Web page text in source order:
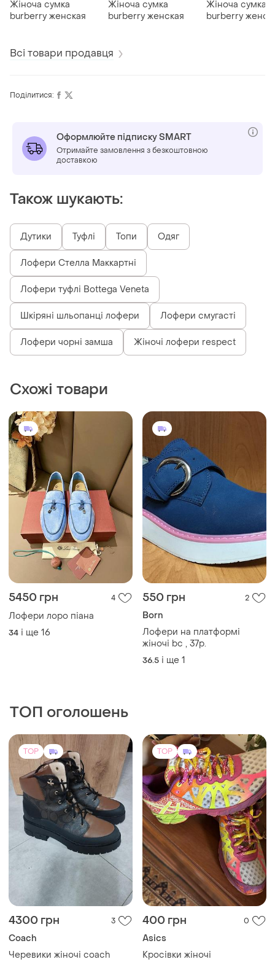
Жіноча сумка
burberry женская
Жіноча сумка
burberry женская
Жіноча сумка
burberry
Всі товари продавця
Поділитися:
Оформлюйте підписку SMART
Отримайте замовлення з безкоштовною
доставкою
Також шукають:
Дутики Туфлі Топи Одяг
Лофери Стелла Маккартні
Лофери туфлі Bottega Veneta
Шкіряні шльопанці лофери Лофери смугасті
Лофери чорні замша Жіночі лофери respect
Схожі товари
5450 грн 4
Лофери лоро піана
34 і ще 16
550 грн 2
Born
Лофери на платформі
жіночі bc , 37p.
36.5 і ще 1
ТОП оголошень
TOP
4300 грн 3
Coach
Черевики жіночі coach
TOP
400 грн 0
Asics
Кросівки жіночі